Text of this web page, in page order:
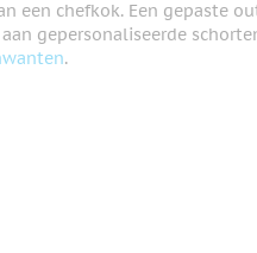
een chefkok. Een gepaste
gepersonaliseerde
.